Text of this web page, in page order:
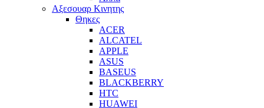
Αξεσουαρ Κινητης
Θηκες
ACER
ALCATEL
APPLE
ASUS
BASEUS
BLACKBERRY
HTC
HUAWEI